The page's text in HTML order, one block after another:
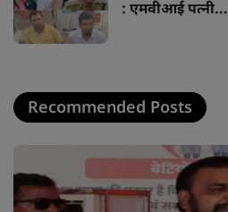
: एमवीआई पत्नी...
Recommended Posts